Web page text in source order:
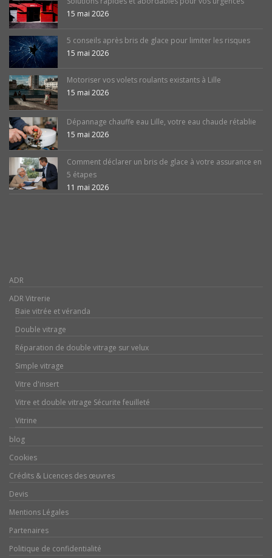
15 mai 2026
5 conseils après bris de glace pour limiter les risques
15 mai 2026
Motoriser vos volets roulants existants à Lille
15 mai 2026
Dépannage chauffe eau Lille, votre eau chaude rétablie
15 mai 2026
Comment déclarer un bris de glace à votre assurance en
5 étapes
11 mai 2026
ADR
ADR Vitrerie
Baie vitrée et véranda
Double vitrage
Réparation de double vitrage sur velux
Simple vitrage
Vitre d'insert
Vitre et double vitrage Sécurite feuilleté
Vitrine
blog
Cookies
Crédits & Licences des œuvres
Devis
Mentions Légales
Partenaires
Politique de confidentialité